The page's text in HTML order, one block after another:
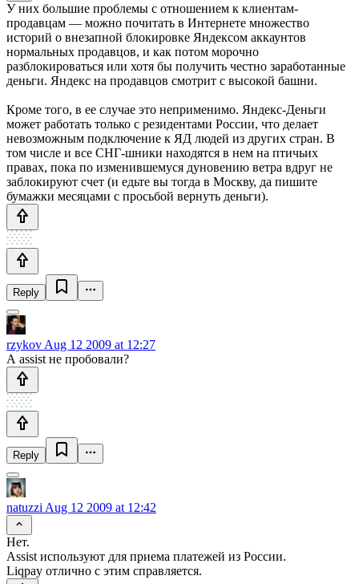
У них большие проблемы с отношением к клиентам-
продавцам — можно почитать в Интернете множество
историй о внезапной блокировке Яндексом аккаунтов
нормальных продавцов, и как потом морочно
разблокироваться или хотя бы получить честно заработанные
деньги. Яндекс на продавцов смотрит с высокой башни.
Кроме того, в ее случае это неприменимо. Яндекс-Деньги
может работать только с резидентами России, что делает
невозможным подключение к ЯД людей из других стран. В
том числе и все СНГ-шники находятся в нем на птичьих
правах, пока по изменившемуся дуновению ветра вдруг не
заблокируют счет (и едьте вы тогда в Москву, да пишите
бумажки месяцами с просьбой вернуть деньги).
Reply
rzykov Aug 12 2009 at 12:27
А assist не пробовали?
Reply
natuzzi Aug 12 2009 at 12:42
Нет.
Assist используют для приема платежей из России.
Liqpay отлично с этим справляется.